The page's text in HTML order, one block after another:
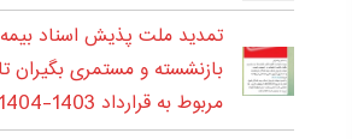
تمدید ملت پذیش اسناد
بازنشسته و مستمری بگیران
مربوط به قرارداد 1403-1404